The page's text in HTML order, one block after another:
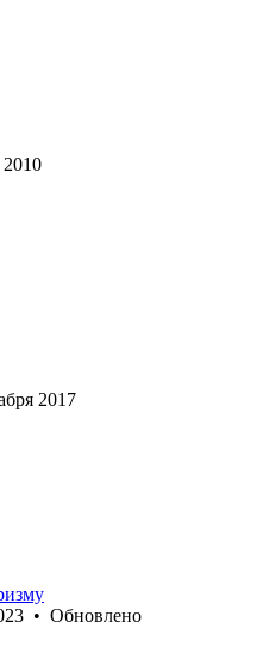
2010
2017
• Обновлено